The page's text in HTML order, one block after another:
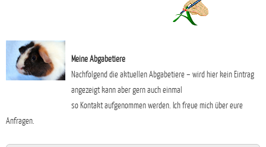
Meine Abgabetiere
Nachfolgend die aktuellen Abgabetiere – wird hier kein Eintrag
angezeigt kann aber gern auch einmal
so Kontakt aufgenommen werden. Ich freue mich über eure
Anfragen.